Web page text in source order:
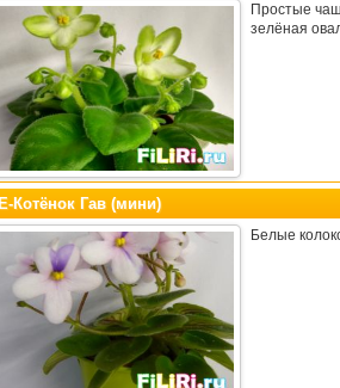
Простые
зелёная
Котёнок Гав (мини)
Белые